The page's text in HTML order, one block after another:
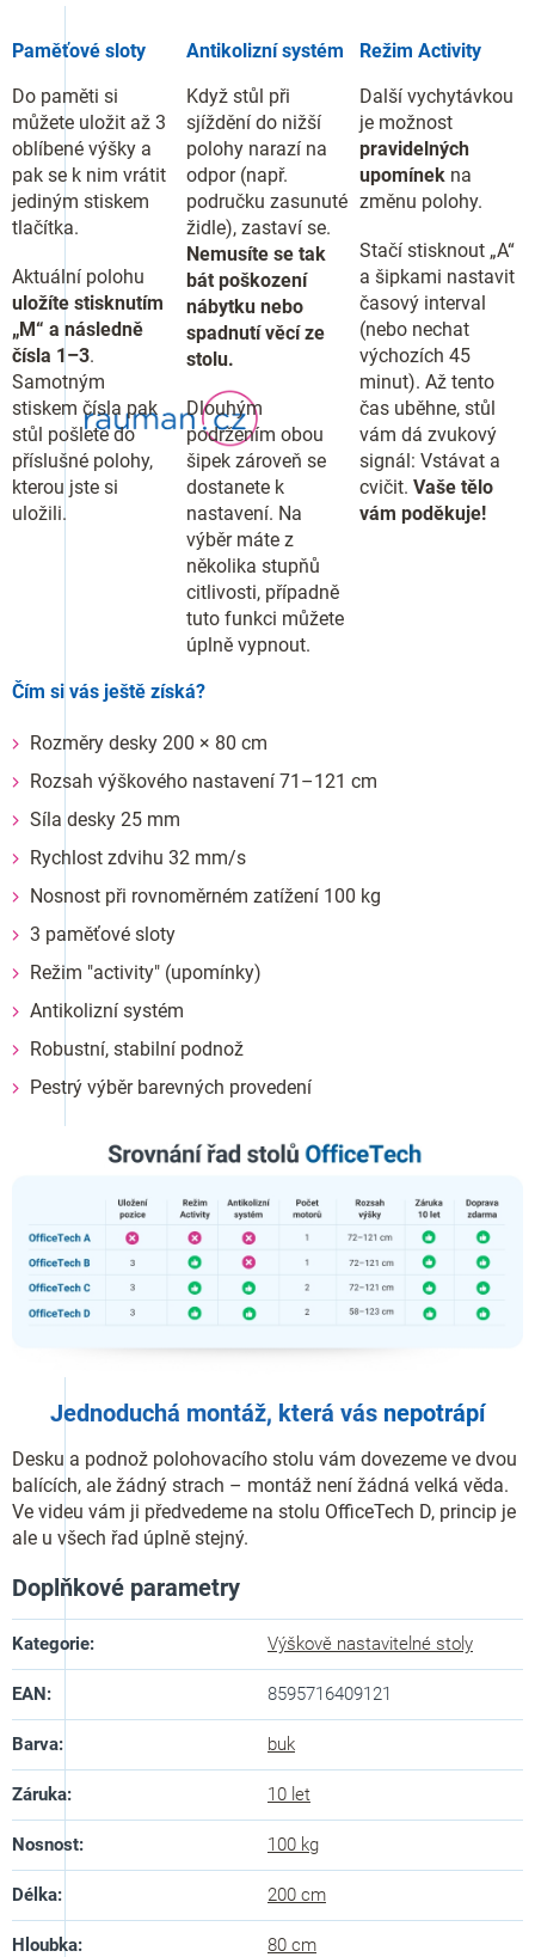
Paměťové sloty
Do paměti si
můžete uložit až 3
oblíbené výšky a
pak se k nim vrátit
jediným stiskem
tlačítka.
Aktuální polohu
uložíte stisknutím
„M“ a následně
čísla 1–3.
Samotným
stiskem čísla pak
stůl pošlete do
příslušné polohy,
kterou jste si
uložili.
Antikolizní systém
Když stůl při
sjíždění do nižší
polohy narazí na
odpor (např.
područku zasunuté
židle), zastaví se.
Nemusíte se tak
bát poškození
nábytku nebo
spadnutí věcí ze
stolu.
Dlouhým
podržením obou
šipek zároveň se
dostanete k
nastavení. Na
výběr máte z
několika stupňů
citlivosti, případně
tuto funkci můžete
úplně vypnout.
Režim Activity
Další vychytávkou
je možnost
pravidelných
upomínek na
změnu polohy.
Stačí stisknout „A“
a šipkami nastavit
časový interval
(nebo nechat
výchozích 45
minut). Až tento
čas uběhne, stůl
vám dá zvukový
signál: Vstávat a
cvičit.Vaše tělo
vám poděkuje!
Čím si vás ještě získá?
Rozměry desky 200 × 80 cm
Rozsah výškového nastavení 71–121 cm
Síla desky 25 mm
Rychlost zdvihu 32 mm/s
Nosnost při rovnoměrném zatížení 100 kg
3 paměťové sloty
Režim "activity" (upomínky)
Antikolizní systém
Robustní, stabilní podnož
Pestrý výběr barevných provedení
Jednoduchá montáž, která vás nepotrápí
Desku a podnož polohovacího stolu vám dovezeme ve dvou
balících, ale žádný strach – montáž není žádná velká věda.
Ve videu vám ji předvedeme na stolu OfficeTech D, princip je
ale u všech řad úplně stejný.
Doplňkové parametry
Kategorie: Výškově nastavitelné stoly
EAN: 8595716409121
Barva: buk
Záruka: 10 let
Nosnost: 100 kg
Délka: 200 cm
Hloubka: 80 cm